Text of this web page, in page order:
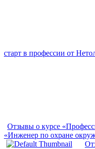
старт в профессии от
Отзывы о курсе
«Инженер по охране